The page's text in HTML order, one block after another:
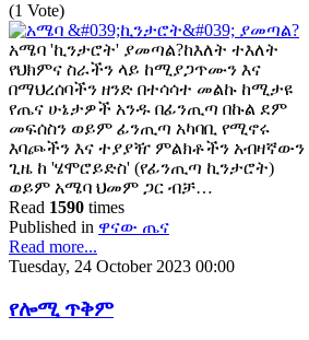
(1 Vote)
አሜባ 'ኪንታሮት' ያመጣል?ከእለት ተእለት
የህክምና ስራችን ላይ ከሚያጋጥሙን እና
በማህረሰባችን ዘንድ በተሳሳተ መልኩ ከሚታዩ
የጤና ሁኔታዎች አንዱ በፊንጢጣ በኩል ደም
መፍሰስን ወይም ፊንጢጣ አካባቢ የሚኖሩ
እባጮችን እና ተያያዥ ምልክቶችን አብዛኛውን
ጊዜ ከ 'ሄሞሮይድስ' (የፊንጢጣ ኪንታሮት)
ወይም አሜባ ህመም ጋር ብቻ…
Read 1590 times
Published in ዋናው ጤና
Read more...
Tuesday, 24 October 2023 00:00
የሎሚ ጥቅም